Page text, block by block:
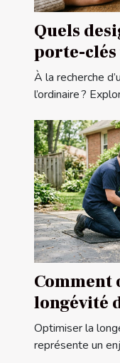
Quels
porte-clés
À la recherche
l’ordinaire ?
longévité
véhicule ?
Optimiser la
représente un